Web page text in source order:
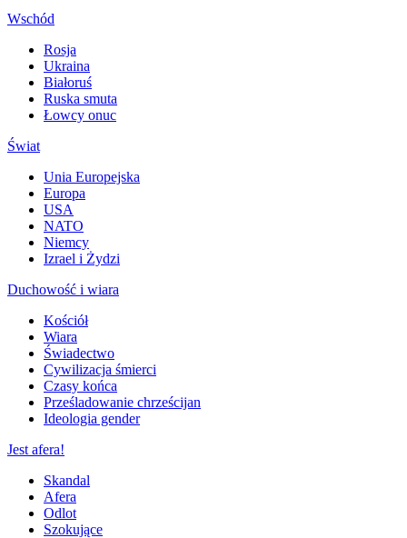
Wschód
Rosja
Ukraina
Białoruś
Ruska smuta
Łowcy onuc
Świat
Unia Europejska
Europa
USA
NATO
Niemcy
Izrael i Żydzi
Duchowość i wiara
Kościół
Wiara
Świadectwo
Cywilizacja śmierci
Czasy końca
Prześladowanie chrześcijan
Ideologia gender
Jest afera!
Skandal
Afera
Odlot
Szokujące